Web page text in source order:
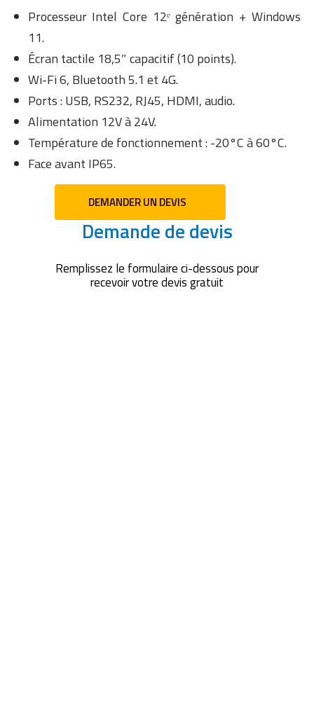
Processeur Intel Core 12ᵉ génération + Windows
11.
Écran tactile 18,5″ capacitif (10 points).
Wi-Fi 6, Bluetooth 5.1 et 4G.
Ports : USB, RS232, RJ45, HDMI, audio.
Alimentation 12V à 24V.
Température de fonctionnement : -20°C à 60°C.
Face avant IP65.
DEMANDER UN DEVIS
Demande de devis
Remplissez le formulaire ci-dessous pour
recevoir votre devis gratuit